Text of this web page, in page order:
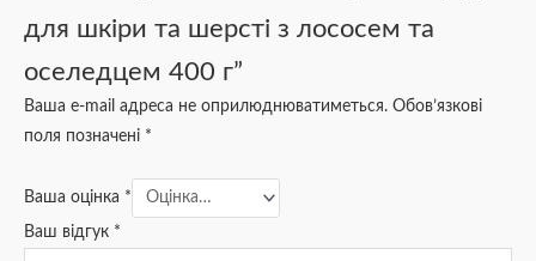
для шкіри та шерсті з лососем та
оселедцем 400 г”
Ваша e-mail адреса не оприлюднюватиметься. Обов’язкові
поля позначені *
Ваша оцінка *
Ваш відгук *